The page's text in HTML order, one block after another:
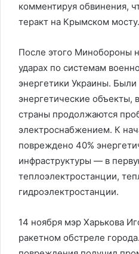
комментируя обвинения,
теракт на Крымском мосту.
После этого Минобороны
ударах по системам
энергетики Украины.
энергетические объекты,
страны продолжаются
электроснабжением. К
повреждено 40%
инфраструктуры — в
теплоэлектростанции,
гидроэлектростанции.
14 ноября мэр Харькова
ракетном обстреле